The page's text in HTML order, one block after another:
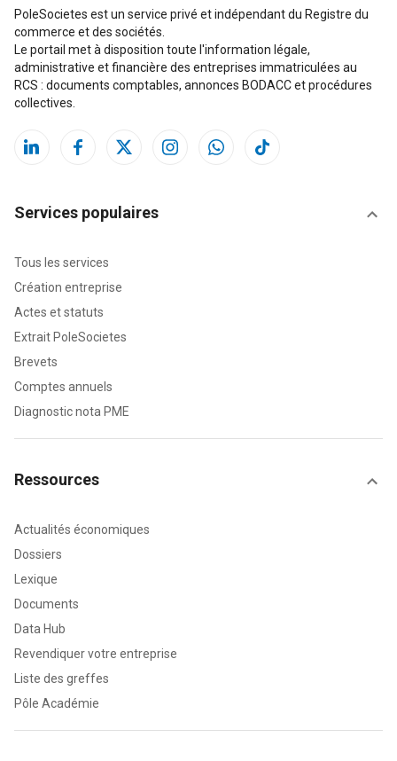
PoleSocietes est un service privé et indépendant du Registre du
commerce et des sociétés.
Le portail met à disposition toute l'information légale,
administrative et financière des entreprises immatriculées au
RCS : documents comptables, annonces BODACC et procédures
collectives.
Services populaires
Tous les services
Création entreprise
Actes et statuts
Extrait PoleSocietes
Brevets
Comptes annuels
Diagnostic nota PME
Ressources
Actualités économiques
Dossiers
Lexique
Documents
Data Hub
Revendiquer votre entreprise
Liste des greffes
Pôle Académie